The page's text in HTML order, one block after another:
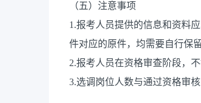
（五）注意事项
1.报考人员提供的信息和资料
件对应的原件，均需要自行保
2.报考人员在资格审查阶段，
3.选调岗位人数与通过资格审